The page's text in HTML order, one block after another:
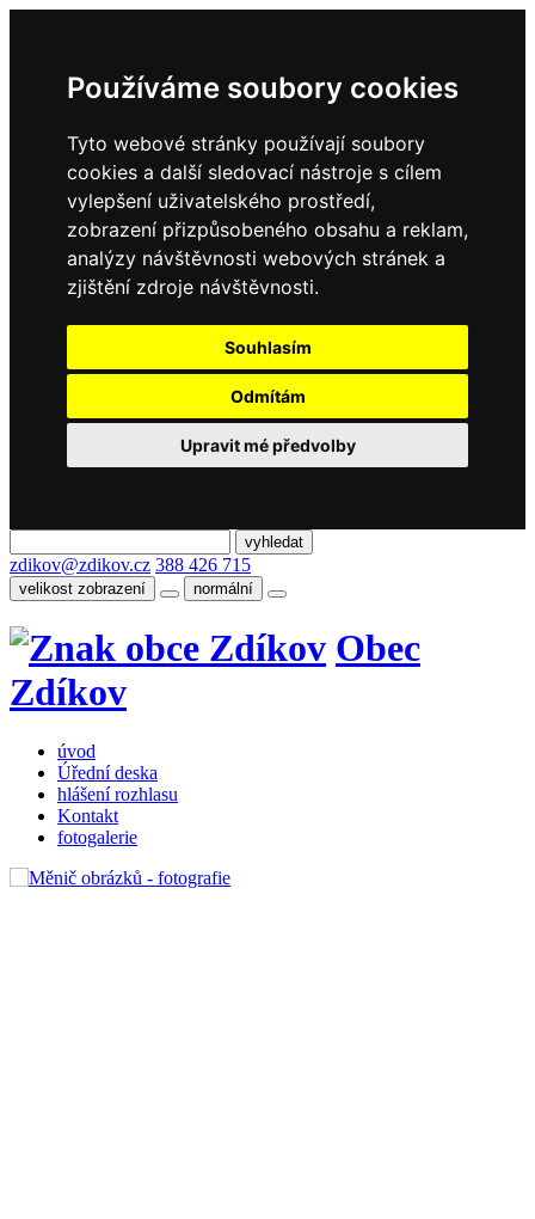
Používáme soubory cookies
Tyto webové stránky používají soubory
cookies a další sledovací nástroje s cílem
vylepšení uživatelského prostředí,
zobrazení přizpůsobeného obsahu a reklam,
analýzy návštěvnosti webových stránek a
zjištění zdroje návštěvnosti.
Souhlasím
Odmítám
Upravit mé předvolby
zdikov@zdikov.cz 388 426 715
velikost zobrazení normální
Obec
Zdíkov
úvod
Úřední deska
hlášení rozhlasu
Kontakt
fotogalerie